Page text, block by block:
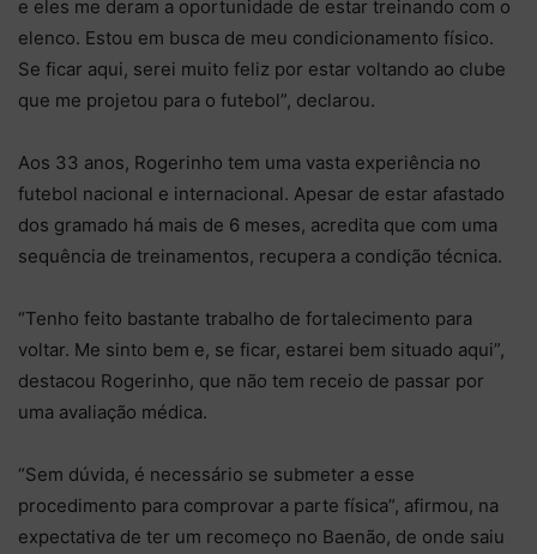
e eles me deram a oportunidade de estar treinando com o
elenco. Estou em busca de meu condicionamento físico.
Se ficar aqui, serei muito feliz por estar voltando ao clube
que me projetou para o futebol”, declarou.
Aos 33 anos, Rogerinho tem uma vasta experiência no
futebol nacional e internacional. Apesar de estar afastado
dos gramado há mais de 6 meses, acredita que com uma
sequência de treinamentos, recupera a condição técnica.
“Tenho feito bastante trabalho de fortalecimento para
voltar. Me sinto bem e, se ficar, estarei bem situado aqui”,
destacou Rogerinho, que não tem receio de passar por
uma avaliação médica.
“Sem dúvida, é necessário se submeter a esse
procedimento para comprovar a parte física”, afirmou, na
expectativa de ter um recomeço no Baenão, de onde saiu